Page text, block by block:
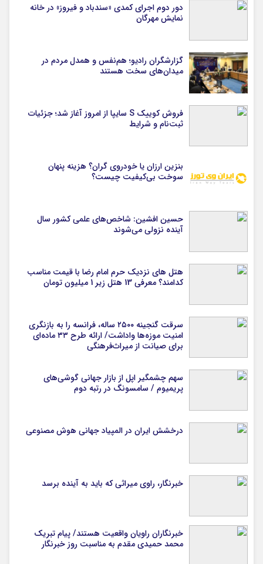
دور دوم اجرای کمدی «سندباد و فیروز» در خانه
نمایش مهرگان
گزارشگران رادیو؛ هم‌نفس و همدل مردم در
میدان‌های سخت هستند
فروش کوییک S سایپا از امروز آغاز شد؛ جزئیات
ثبت‌نام و شرایط
بنزین ارزان یا خودروی گران؟ هزینه پنهان
سوخت بی‌کیفیت چیست؟
حسین افشین: شاخص‌های علمی کشور سال
آینده نزولی می‌شوند
هتل های نزدیک حرم امام رضا با قیمت مناسب
کدامند؟ معرفی 13 هتل زیر 1 میلیون تومان
سرقت گنجینه ۲۵۰۰ ساله، فرانسه را به بازنگری
امنیت موزه‌ها واداشت/ ارائه طرح ۳۳ ماده‌ای
برای صیانت از میراث‌فرهنگی
سهم چشمگیر اپل از بازار جهانی گوشی‌های
پریمیوم / سامسونگ در رتبه دوم
درخشش ایران در المپیاد جهانی هوش مصنوعی
خبرنگار، راوی میراثی که باید به آینده برسد
خبرنگاران راویان واقعیت هستند/ پیام تبریک
محمد حمیدی مقدم به مناسبت روز خبرنگار